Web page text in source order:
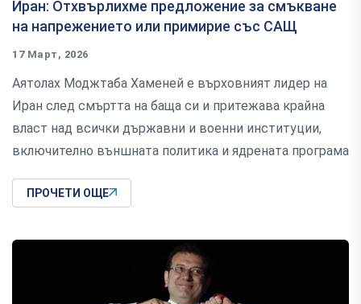
Иран: Отхвърлихме предложение за смъкване
на напрежението или примирие със САЩ
17 Март, 2026
Аятолах Моджтаба Хаменей е върховният лидер на
Иран след смъртта на баща си и притежава крайна
власт над всички държавни и военни институции,
включително външната политика и ядрената програма
ПРОЧЕТИ ОЩЕ